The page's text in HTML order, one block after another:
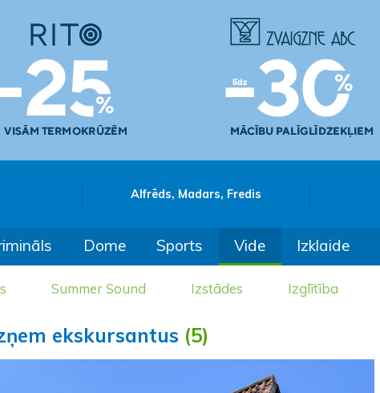
Alfrēds, Madars, Fredis
Dome Sports Vide Izklaide
Summer Sound Izstādes Izglītība
ekskursantus (5)